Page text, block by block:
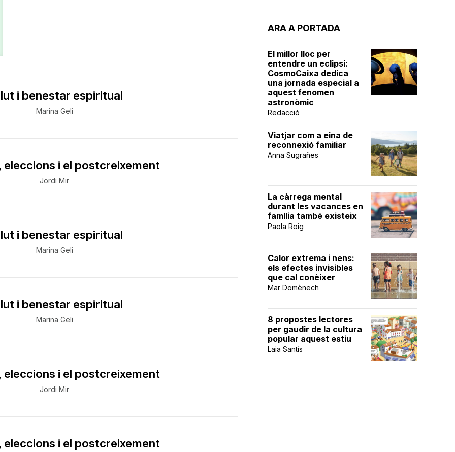
i benestar espiritual
Marina Geli
eleccions i el postcreixement
Jordi Mir
i benestar espiritual
Marina Geli
i benestar espiritual
Marina Geli
eleccions i el postcreixement
Jordi Mir
eleccions i el postcreixement
ARA A PORTADA
El millor lloc per
entendre un eclipsi:
CosmoCaixa dedica
una jornada especial a
aquest fenomen
astronòmic
Redacció
Viatjar com a eina de
reconnexió familiar
Anna Sugrañes
La càrrega mental
durant les vacances en
família també existeix
Paola Roig
Calor extrema i nens:
els efectes invisibles
que cal conèixer
Mar Domènech
8 propostes lectores
per gaudir de la cultura
popular aquest estiu
Laia Santís